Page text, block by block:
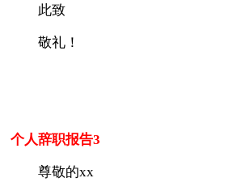
此致
敬礼！
个人辞职报告3
尊敬的xx